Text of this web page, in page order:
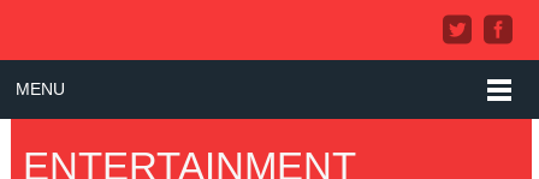
MENU
ENTERTAINMENT